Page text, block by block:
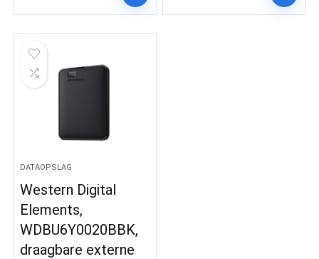
DATAOPSLAG
Western Digital
Elements,
WDBU6Y0020BBK,
draagbare externe